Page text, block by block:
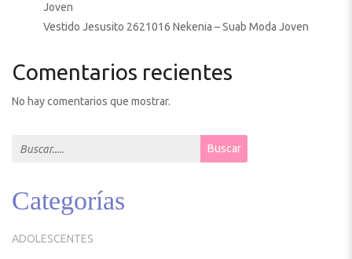
Joven
Vestido Jesusito 2621016 Nekenia – Suab Moda Joven
Comentarios recientes
No hay comentarios que mostrar.
Search for: Buscar
Categorías
ADOLESCENTES